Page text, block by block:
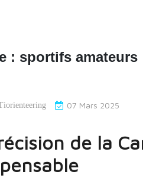
: sportifs amateurs
07 Mars 2025
de la